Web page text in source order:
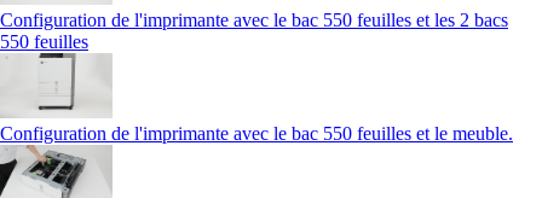
Configuration de l'imprimante avec le bac 550 feuilles et les 2 bacs
550 feuilles
Configuration de l'imprimante avec le bac 550 feuilles et le meuble.